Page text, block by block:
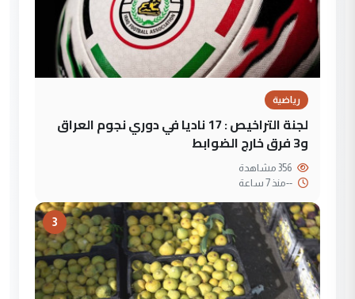
رياضية
لجنة التراخيص : 17 ناديا في دوري نجوم العراق
و3 فرق خارج الضوابط
--منذ 7 ساعة
3